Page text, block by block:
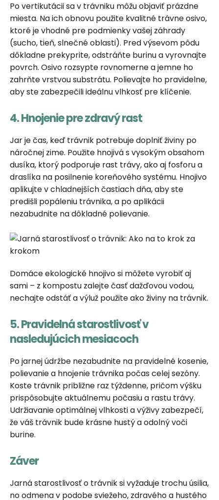
Po vertikutácii sa v trávniku môžu objaviť prázdne
miesta. Na ich obnovu použite kvalitné trávne osivo,
ktoré je vhodné pre podmienky vašej záhrady
(sucho, tieň, slnečné oblasti). Pred výsevom pôdu
dôkladne prekyprite, odstráňte burinu a vyrovnajte
povrch. Osivo rozsypte rovnomerne a jemne ho
zahrňte vrstvou substrátu. Polievajte ho pravidelne,
aby ste zabezpečili ideálnu vlhkosť pre klíčenie.
4. Hnojenie pre zdravý rast
Jar je čas, keď trávnik potrebuje doplniť živiny po
náročnej zime. Použite hnojivá s vysokým obsahom
dusíka, ktorý podporuje rast trávy, ako aj fosforu a
draslíka na posilnenie koreňového systému. Hnojivo
aplikujte v chladnejších častiach dňa, aby ste
predišli popáleniu trávnika, a po aplikácii
nezabudnite na dôkladné polievanie.
Domáce ekologické hnojivo si môžete vyrobiť aj
sami – z kompostu zalejte časť dažďovou vodou,
nechajte odstáť a výluž použite ako živiny na trávnik.
5. Pravidelná starostlivosť v
nasledujúcich mesiacoch
Po jarnej údržbe nezabudnite na pravidelné kosenie,
polievanie a hnojenie trávnika počas celej sezóny.
Koste trávnik približne raz týždenne, pričom výšku
prispôsobujte aktuálnemu počasiu a rastu trávy.
Udržiavanie optimálnej vlhkosti a výživy zabezpečí,
že váš trávnik bude krásne hustý a odolný voči
burine.
Záver
Jarná starostlivosť o trávnik si vyžaduje trochu úsilia,
no odmena v podobe sviežeho, zdravého a hustého